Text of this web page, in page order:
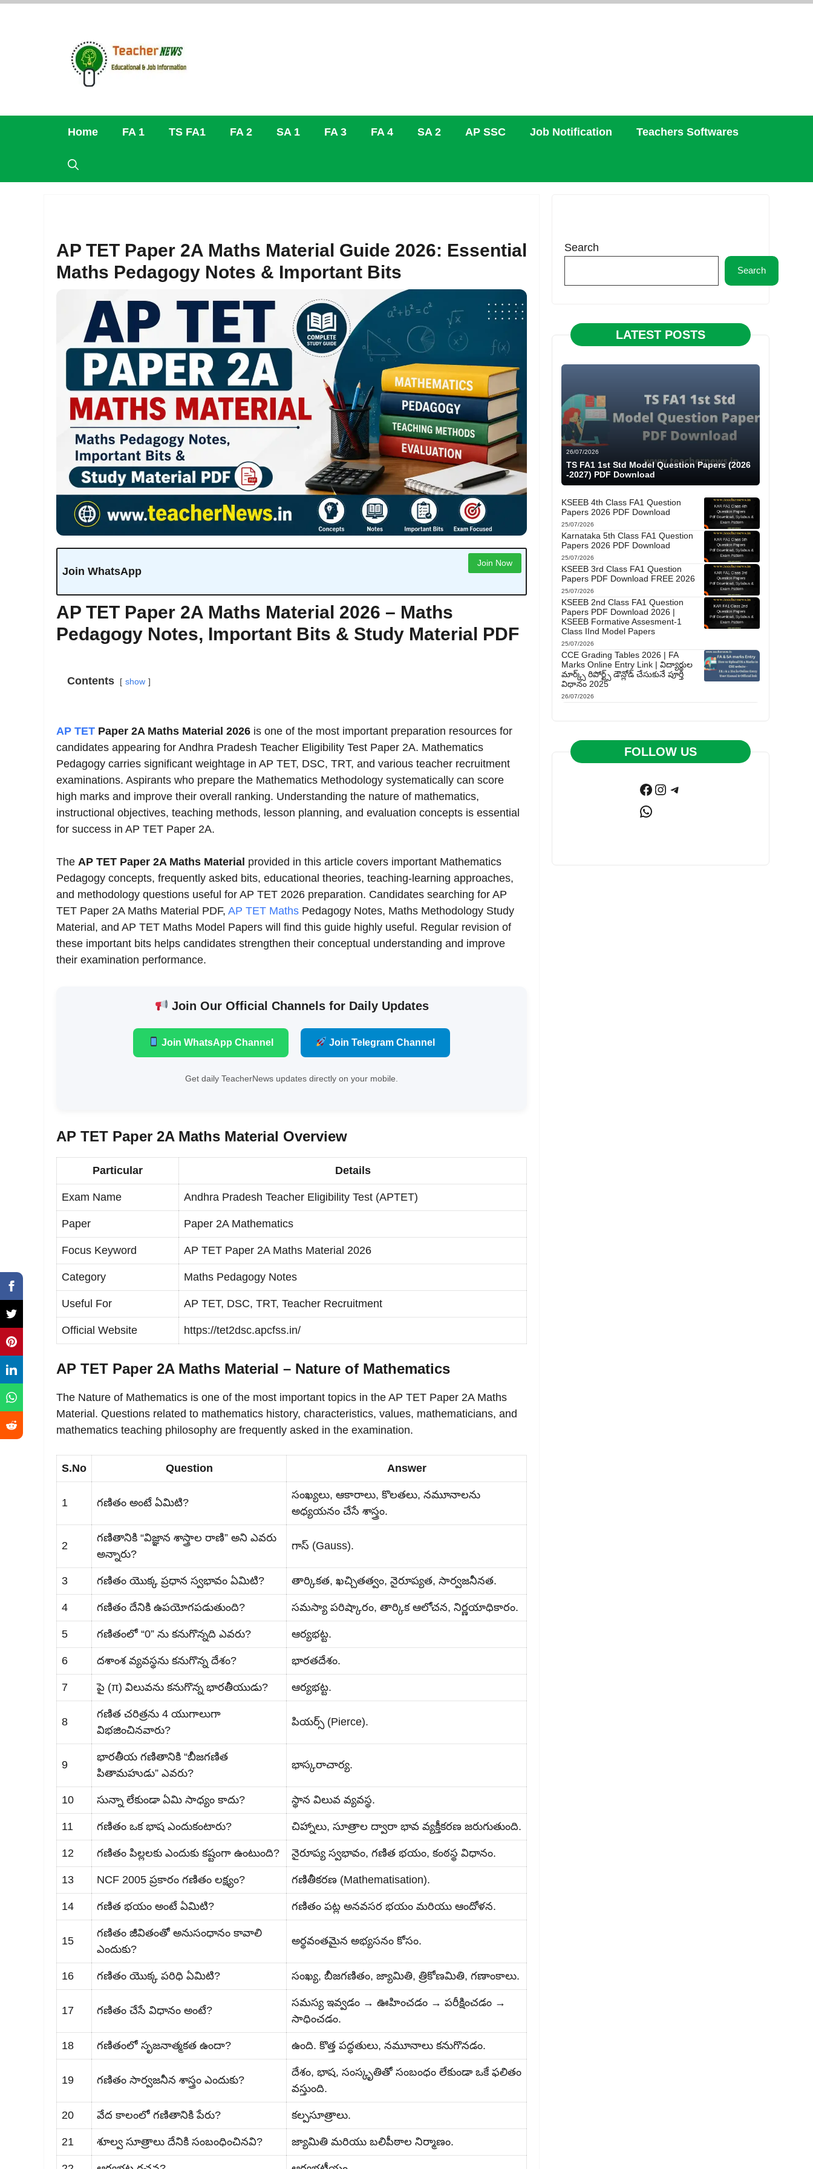
Skip
Home FA 1 TS FA1 FA 2 SA 1 FA 3 FA 4 SA 2 AP SSC Job Notification Teachers Softwares
AP TET Paper 2A Maths Material Guide 2026: Essential
Maths Pedagogy Notes & Important Bits
Join WhatsApp
Join Now
AP TET Paper 2A Maths Material 2026 – Maths
Pedagogy Notes, Important Bits & Study Material PDF
Contents show
AP TET Paper 2A Maths Material 2026 is one of the most important preparation resources for
candidates appearing for Andhra Pradesh Teacher Eligibility Test Paper 2A. Mathematics
Pedagogy carries significant weightage in AP TET, DSC, TRT, and various teacher recruitment
examinations. Aspirants who prepare the Mathematics Methodology systematically can score
high marks and improve their overall ranking. Understanding the nature of mathematics,
instructional objectives, teaching methods, lesson planning, and evaluation concepts is essential
for success in AP TET Paper 2A.
The AP TET Paper 2A Maths Material provided in this article covers important Mathematics
Pedagogy concepts, frequently asked bits, educational theories, teaching-learning approaches,
and methodology questions useful for AP TET 2026 preparation. Candidates searching for AP
TET Paper 2A Maths Material PDF, AP TET Maths Pedagogy Notes, Maths Methodology Study
Material, and AP TET Maths Model Papers will find this guide highly useful. Regular revision of
these important bits helps candidates strengthen their conceptual understanding and improve
their examination performance.
Join Our Official Channels for Daily Updates
Join WhatsApp Channel Join Telegram Channel
Get daily TeacherNews updates directly on your mobile.
AP TET Paper 2A Maths Material Overview
Particular Details
Exam Name Andhra Pradesh Teacher Eligibility Test (APTET)
Paper Paper 2A Mathematics
Focus Keyword AP TET Paper 2A Maths Material 2026
Category Maths Pedagogy Notes
Useful For AP TET, DSC, TRT, Teacher Recruitment
Official Website https://tet2dsc.apcfss.in/
AP TET Paper 2A Maths Material – Nature of Mathematics
The Nature of Mathematics is one of the most important topics in the AP TET Paper 2A Maths
Material. Questions related to mathematics history, characteristics, values, mathematicians, and
mathematics teaching philosophy are frequently asked in the examination.
S.No Question Answer
1 గణితం అంటే ఏమిటి?
సంఖ్యలు, ఆకారాలు, కొలతలు, నమూనాలను
అధ్యయనం చేసే శాస్త్రం.
2
గణితానికి “విజ్ఞాన శాస్త్రాల రాణి” అని ఎవరు
అన్నారు?
గాస్ (Gauss).
3 గణితం యొక్క ప్రధాన స్వభావం ఏమిటి? తార్కికత, ఖచ్చితత్వం, నైరూప్యత, సార్వజనీనత.
4 గణితం దేనికి ఉపయోగపడుతుంది? సమస్యా పరిష్కారం, తార్కిక ఆలోచన, నిర్ణయాధికారం.
5 గణితంలో “0” ను కనుగొన్నది ఎవరు? ఆర్యభట్ట.
6 దశాంశ వ్యవస్థను కనుగొన్న దేశం? భారతదేశం.
7 పై (π) విలువను కనుగొన్న భారతీయుడు? ఆర్యభట్ట.
8
గణిత చరిత్రను 4 యుగాలుగా
విభజించినవారు?
పియర్స్ (Pierce).
9
భారతీయ గణితానికి “బీజగణిత
పితామహుడు” ఎవరు?
భాస్కరాచార్య.
10 సున్నా లేకుండా ఏమి సాధ్యం కాదు? స్థాన విలువ వ్యవస్థ.
11 గణితం ఒక భాష ఎందుకంటారు? చిహ్నాలు, సూత్రాల ద్వారా భావ వ్యక్తీకరణ జరుగుతుంది.
12 గణితం పిల్లలకు ఎందుకు కష్టంగా ఉంటుంది? నైరూప్య స్వభావం, గణిత భయం, కంఠస్థ విధానం.
13 NCF 2005 ప్రకారం గణితం లక్ష్యం? గణితీకరణ (Mathematisation).
14 గణిత భయం అంటే ఏమిటి? గణితం పట్ల అనవసర భయం మరియు ఆందోళన.
15
గణితం జీవితంతో అనుసంధానం కావాలి
ఎందుకు?
అర్థవంతమైన అభ్యసనం కోసం.
16 గణితం యొక్క పరిధి ఏమిటి? సంఖ్య, బీజగణితం, జ్యామితి, త్రికోణమితి, గణాంకాలు.
17 గణితం చేసే విధానం అంటే?
సమస్య ఇవ్వడం → ఊహించడం → పరీక్షించడం →
సాధించడం.
18 గణితంలో సృజనాత్మకత ఉందా? ఉంది. కొత్త పద్ధతులు, నమూనాలు కనుగొనడం.
19 గణితం సార్వజనీన శాస్త్రం ఎందుకు?
దేశం, భాష, సంస్కృతితో సంబంధం లేకుండా ఒకే ఫలితం
వస్తుంది.
20 వేద కాలంలో గణితానికి పేరు? కల్పసూత్రాలు.
21 శూల్వ సూత్రాలు దేనికి సంబంధించినవి? జ్యామితి మరియు బలిపీఠాల నిర్మాణం.
Search
Search
LATEST POSTS
26/07/2026
TS FA1 1st Std Model Question Papers (2026
-2027) PDF Download
KSEEB 4th Class FA1 Question
Papers 2026 PDF Download
25/07/2026
Karnataka 5th Class FA1 Question
Papers 2026 PDF Download
25/07/2026
KSEEB 3rd Class FA1 Question
Papers PDF Download FREE 2026
25/07/2026
KSEEB 2nd Class FA1 Question
Papers PDF Download 2026 |
KSEEB Formative Assesment-1
Class IInd Model Papers
25/07/2026
CCE Grading Tables 2026 | FA
Marks Online Entry Link | విద్యార్థుల
మార్క్స్ రిపోర్ట్స్ డౌన్లోడ్ చేసుకునే పూర్తి
విధానం 2025
26/07/2026
FOLLOW US
Facebook
Instagram
Telegram
WhatsApp